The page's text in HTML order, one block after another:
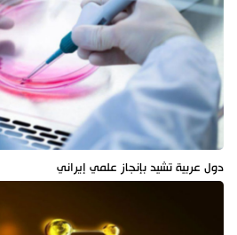
دول عربية تشيد بإنجاز علمي إيراني